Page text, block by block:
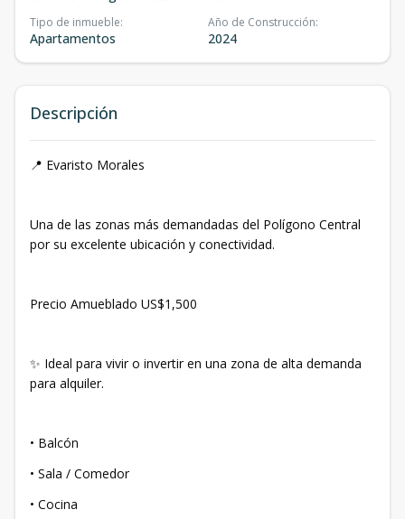
Tipo de inmueble:
Apartamentos
Año de Construcción:
2024
Descripción
📍 Evaristo Morales
Una de las zonas más demandadas del Polígono Central
por su excelente ubicación y conectividad.
Precio Amueblado US$1,500
✨ Ideal para vivir o invertir en una zona de alta demanda
para alquiler.
• Balcón
• Sala / Comedor
• Cocina